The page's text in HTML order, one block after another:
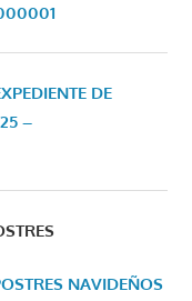
DE
–
NAVIDEÑOS